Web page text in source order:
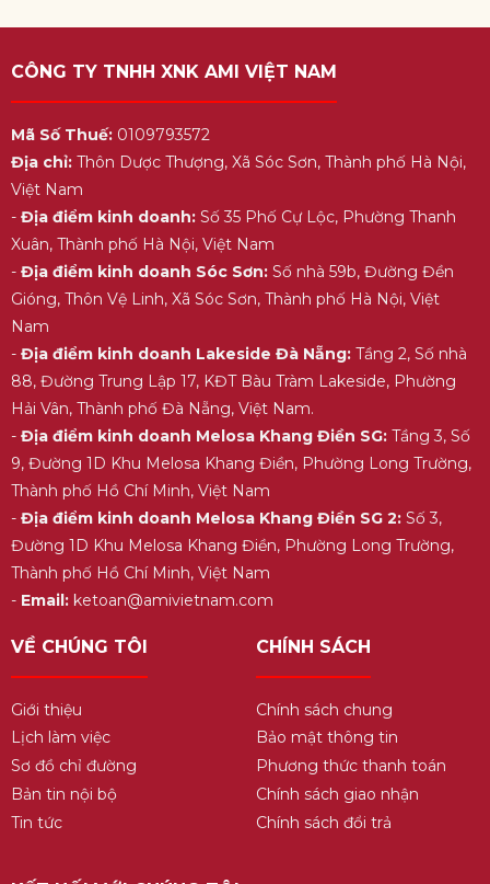
CÔNG TY TNHH XNK AMI VIỆT NAM
Mã Số Thuế:0109793572
Địa chỉ:Thôn Dược Thượng, Xã Sóc Sơn, Thành phố Hà Nội,
Việt Nam
- Địa điểm kinh doanh:Số 35 Phố Cự Lộc, Phường Thanh
Xuân, Thành phố Hà Nội, Việt Nam
- Địa điểm kinh doanh Sóc Sơn:Số nhà 59b, Đường Đền
Gióng, Thôn Vệ Linh, Xã Sóc Sơn, Thành phố Hà Nội, Việt
Nam
- Địa điểm kinh doanh Lakeside Đà Nẵng:Tầng 2, Số nhà
88, Đường Trung Lập 17, KĐT Bàu Tràm Lakeside, Phường
Hải Vân, Thành phố Đà Nẵng, Việt Nam.
- Địa điểm kinh doanh Melosa Khang Điền SG:Tầng 3, Số
9, Đường 1D Khu Melosa Khang Điền, Phường Long Trường,
Thành phố Hồ Chí Minh, Việt Nam
- Địa điểm kinh doanh Melosa Khang Điền SG 2:Số 3,
Đường 1D Khu Melosa Khang Điền, Phường Long Trường,
Thành phố Hồ Chí Minh, Việt Nam
- Email:ketoan@amivietnam.com
VỀ CHÚNG TÔI
Giới thiệu
Lịch làm việc
Sơ đồ chỉ đường
Bản tin nội bộ
Tin tức
CHÍNH SÁCH
Chính sách chung
Bảo mật thông tin
Phương thức thanh toán
Chính sách giao nhận
Chính sách đổi trả